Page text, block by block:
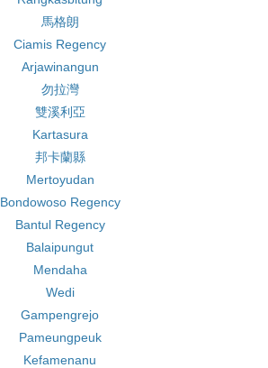
馬格朗
Ciamis Regency
Arjawinangun
勿拉灣
雙溪利亞
Kartasura
邦卡蘭縣
Mertoyudan
Bondowoso Regency
Bantul Regency
Balaipungut
Mendaha
Wedi
Gampengrejo
Pameungpeuk
Kefamenanu